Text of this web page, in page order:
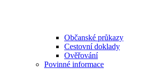
Občanské průkazy
Cestovní doklady
Ověřování
Povinné informace